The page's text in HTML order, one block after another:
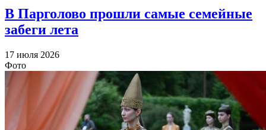
В Парголово прошли самые семейные
забеги лета
17 июля 2026
Фото